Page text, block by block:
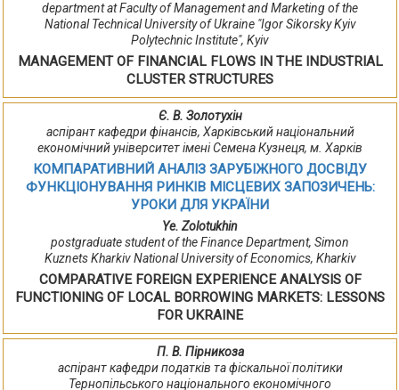
department at Faculty of Management and Marketing of the
National Technical University of Ukraine "Igor Sikorsky Kyiv
Polytechnic Institute", Kyiv
MANAGEMENT OF FINANCIAL FLOWS IN THE INDUSTRIAL
CLUSTER STRUCTURES
Є. В. Золотухін
аспірант кафедри фінансів, Харківський національний
економічний університет імені Семена Кузнеця, м. Харків
КОМПАРАТИВНИЙ АНАЛІЗ ЗАРУБІЖНОГО ДОСВІДУ
ФУНКЦІОНУВАННЯ РИНКІВ МІСЦЕВИХ ЗАПОЗИЧЕНЬ:
УРОКИ ДЛЯ УКРАЇНИ
Ye. Zolotukhin
postgraduate student of the Finance Department, Simon
Kuznets Kharkiv National University of Economics, Kharkiv
COMPARATIVE FOREIGN EXPERIENCE ANALYSIS OF
FUNCTIONING OF LOCAL BORROWING MARKETS: LESSONS
FOR UKRAINE
П. В. Пірникоза
аспірант кафедри податків та фіскальної політики
Тернопільського національного економічного